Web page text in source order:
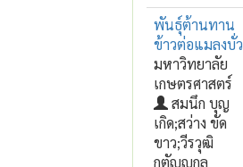
พันธุ์ต้านทาน
ข้าวต่อแมลงบั่ว
มหาวิทยาลัย
เกษตรศาสตร์
สมนึก บุญ
เกิด;สว่าง ขัด
ขาว;วีรวุฒิ
กตัญญูกุล